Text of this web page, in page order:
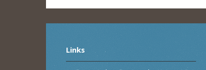
Links